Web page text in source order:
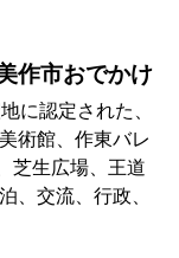
作市おでかけ
に認定された、
術館、作東バレ
芝生広場、王道
、交流、行政、